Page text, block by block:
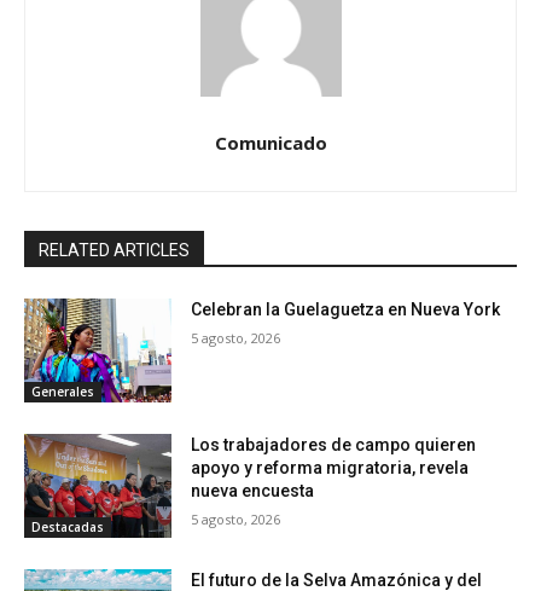
Comunicado
RELATED ARTICLES
Generales
Celebran la Guelaguetza en Nueva York
5 agosto, 2026
Destacadas
Los trabajadores de campo quieren
apoyo y reforma migratoria, revela
nueva encuesta
5 agosto, 2026
El futuro de la Selva Amazónica y del